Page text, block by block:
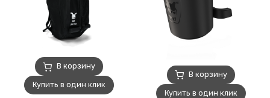
В корзину
Купить в один клик
В корзину
Купить в один клик